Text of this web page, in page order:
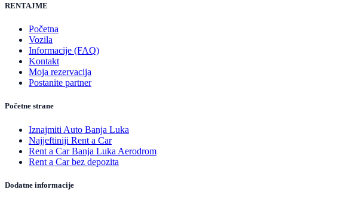
RENTAJME
Početna
Vozila
Informacije (FAQ)
Kontakt
Moja rezervacija
Postanite partner
Početne strane
Iznajmiti Auto Banja Luka
Najjeftiniji Rent a Car
Rent a Car Banja Luka Aerodrom
Rent a Car bez depozita
Dodatne informacije